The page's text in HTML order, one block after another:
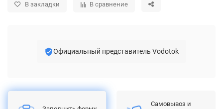
В закладки В сравнение
Официальный представитель Vodotok
Самовывоз и